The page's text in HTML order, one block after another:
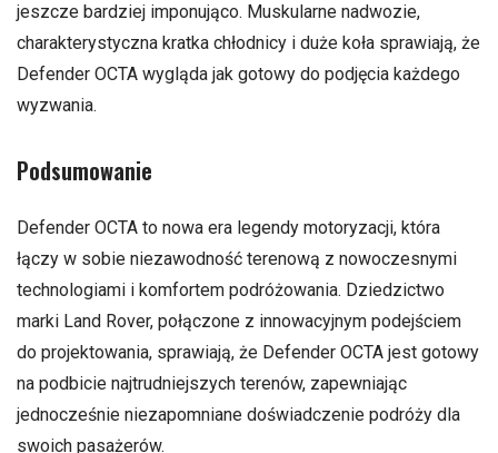
jeszcze bardziej imponująco. Muskularne nadwozie,
charakterystyczna kratka chłodnicy i duże koła sprawiają, że
Defender OCTA wygląda jak gotowy do podjęcia każdego
wyzwania.
Podsumowanie
Defender OCTA to nowa era legendy motoryzacji, która
łączy w sobie niezawodność terenową z nowoczesnymi
technologiami i komfortem podróżowania. Dziedzictwo
marki Land Rover, połączone z innowacyjnym podejściem
do projektowania, sprawiają, że Defender OCTA jest gotowy
na podbicie najtrudniejszych terenów, zapewniając
jednocześnie niezapomniane doświadczenie podróży dla
swoich pasażerów.